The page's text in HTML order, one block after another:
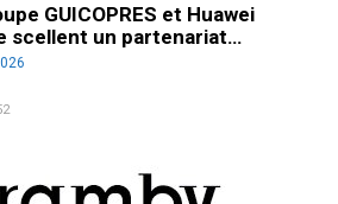
GUICOPRES et Huawei
scellent un partenariat…